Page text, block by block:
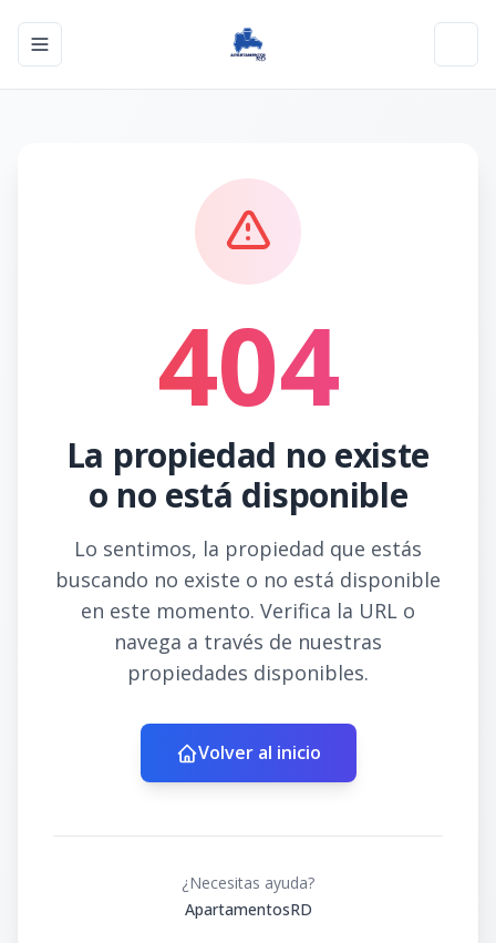
Toggle navigation menu
404
La propiedad no existe
o no está disponible
Lo sentimos, la propiedad que estás
buscando no existe o no está disponible
en este momento. Verifica la URL o
navega a través de nuestras
propiedades disponibles.
Volver al inicio
¿Necesitas ayuda?
ApartamentosRD